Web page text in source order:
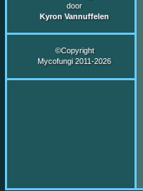
door
Kyron Vannuffelen
©Copyright
Mycofungi 2011-2026